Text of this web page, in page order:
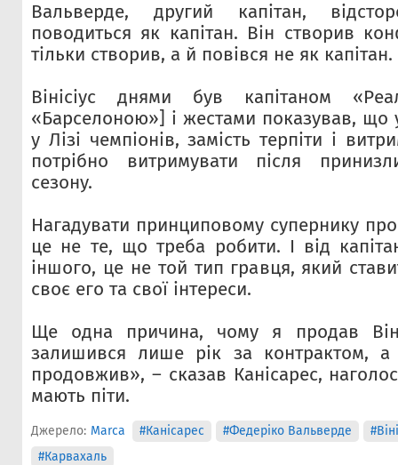
Вальверде, другий капітан,
поводиться як капітан. Він створив
тільки створив, а й повівся не як
Вінісіус днями був капітаном
«Барселоною»] і жестами показував, що
у Лізі чемпіонів, замість терпіти і
потрібно витримувати після
сезону.
Нагадувати принциповому супернику
це не те, що треба робити. І від
іншого, це не той тип гравця, який
своє его та свої інтереси.
Ще одна причина, чому я продав
залишився лише рік за контрактом,
продовжив», – сказав Канісарес,
мають піти.
Джерело: Marca #Канісарес #Федеріко Вальверде
#Карвахаль